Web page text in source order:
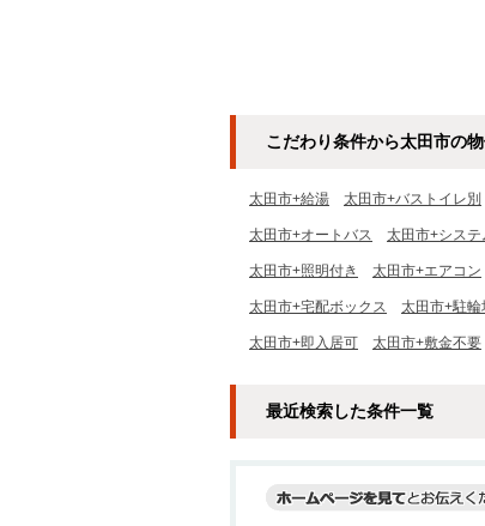
こだわり条件から太田市の
太田市+給湯 太田市+バストイレ別
太田市+オートバス 太田市+システ
太田市+照明付き 太田市+エアコン
太田市+宅配ボックス 太田市+駐輪
太田市+即入居可 太田市+敷金不要
最近検索した条件一覧